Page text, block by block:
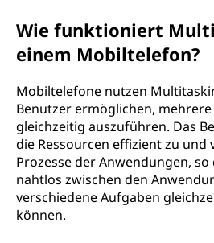
Wie funktioniert
einem Mobiltelefon?
Mobiltelefone nutzen
Benutzer ermöglichen,
gleichzeitig auszuführen. Das
die Ressourcen effizient zu und
Prozesse der Anwendungen,
nahtlos zwischen den
verschiedene Aufgaben
können.